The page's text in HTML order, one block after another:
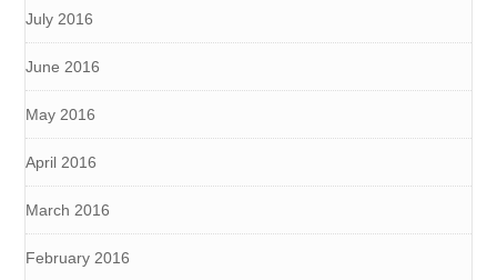
July 2016
June 2016
May 2016
April 2016
March 2016
February 2016